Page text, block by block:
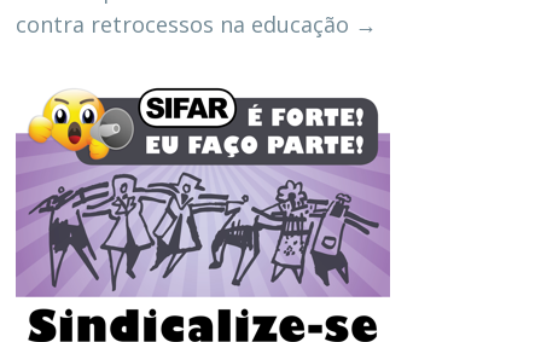
contra retrocessos na educação →